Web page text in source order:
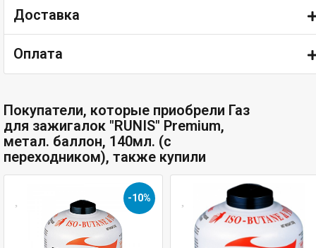
Доставка
Оплата
Покупатели, которые приобрели Газ
для зажигалок "RUNIS" Premium,
метал. баллон, 140мл. (с
переходником), также купили
-10%